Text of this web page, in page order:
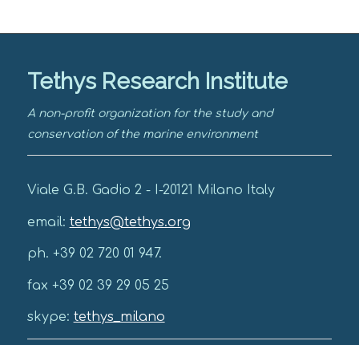
Tethys Research Institute
A non-profit organization for the study and
conservation of the marine environment
Viale G.B. Gadio 2 - I-20121 Milano Italy
email: tethys@tethys.org
ph. +39 02 720 01 947.
fax +39 02 39 29 05 25
skype: tethys_milano